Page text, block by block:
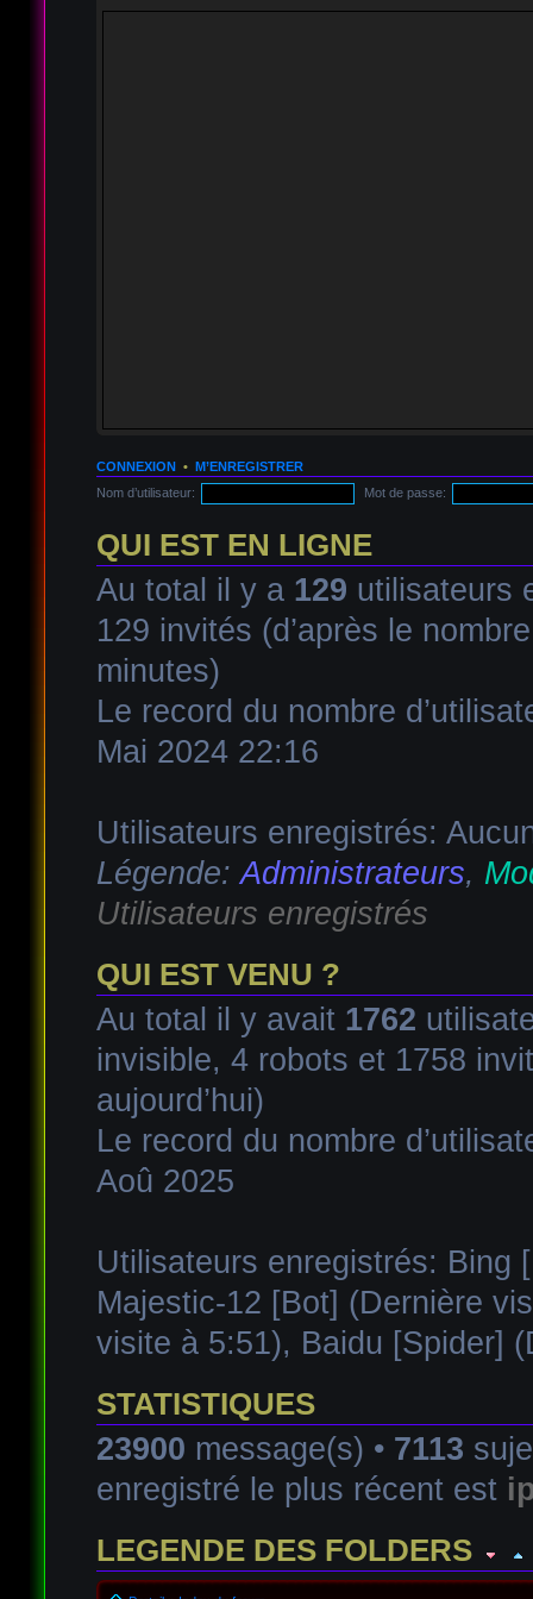
CONNEXION• M’ENREGISTRER
Nom d’utilisateur:
Mot de passe:
QUI EST EN LIGNE
Au total il y a 129 utilisateurs
129 invités (d’après le
minutes)
Le record du nombre
Mai 2024 22:16
Utilisateurs enregistrés:
Légende:Administrateurs,
Utilisateurs enregistrés
QUI EST VENU ?
Au total il y avait 1762
invisible, 4 robots et 1758
aujourd’hui)
Le record du nombre
Aoû 2025
Utilisateurs enregistrés: Bing
Majestic-12 [Bot] (Dernière
visite à 5:51), Baidu [Spider]
STATISTIQUES
23900 message(s) • 7113
enregistré le plus récent est
LEGENDE DES FOLDERS